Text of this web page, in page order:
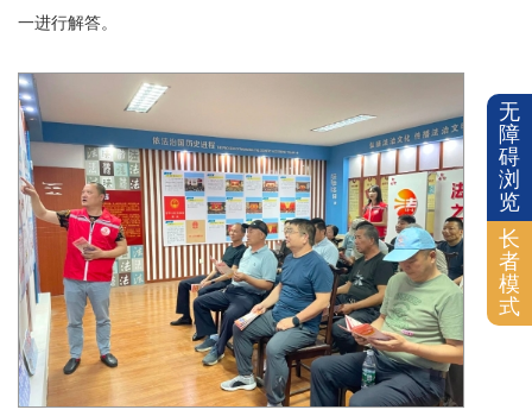
一进行解答。
无
障
碍
浏
览
长
者
模
式